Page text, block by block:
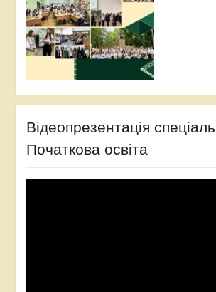
Відеопрезентація
Початкова освіта